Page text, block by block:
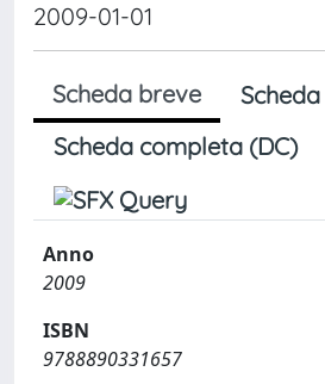
2009-01-01
Scheda breve
Scheda completa (DC)
Anno
2009
ISBN
9788890331657